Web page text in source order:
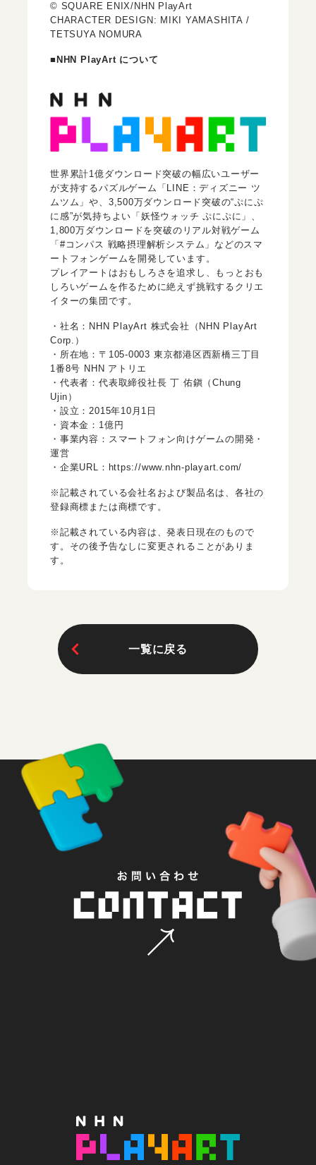
© SQUARE ENIX/NHN PlayArt
CHARACTER DESIGN: MIKI YAMASHITA /
TETSUYA NOMURA
■NHN PlayArt について
世界累計1億ダウンロード突破の幅広いユーザー
が支持するパズルゲーム「LINE：ディズニー ツ
ムツム」や、3,500万ダウンロード突破の“ぷにぷ
に感”が気持ちよい「妖怪ウォッチ ぷにぷに」、
1,800万ダウンロードを突破のリアル対戦ゲーム
「#コンパス 戦略摂理解析システム」などのスマ
ートフォンゲームを開発しています。
プレイアートはおもしろさを追求し、もっとおも
しろいゲームを作るために絶えず挑戦するクリエ
イターの集団です。
・社名：NHN PlayArt 株式会社（NHN PlayArt
Corp.）
・所在地：〒105-0003 東京都港区西新橋三丁目
1番8号 NHN アトリエ
・代表者：代表取締役社長 丁 佑鎭（Chung
Ujin）
・設立：2015年10月1日
・資本金：1億円
・事業内容：スマートフォン向けゲームの開発・
運営
・企業URL： https://www.nhn-playart.com/
※記載されている会社名および製品名は、各社の
登録商標または商標です。
※記載されている内容は、発表日現在のもので
す。その後予告なしに変更されることがありま
す。
一覧に戻る